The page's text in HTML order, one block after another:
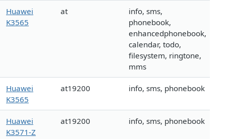
Huawei
K3565
at
info, sms,
phonebook,
enhancedphonebook,
calendar, todo,
filesystem, ringtone,
mms
Huawei
K3565
at19200 info, sms, phonebook
Huawei
K3571-Z
at19200 info, sms, phonebook